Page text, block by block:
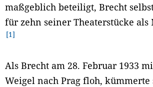
maßgeblich beteiligt, Brecht
für zehn seiner Theaterstücke
1
Als Brecht am 28. Februar 1933
Weigel nach Prag floh, kümmerte